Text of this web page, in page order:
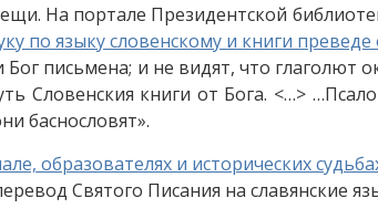
На портале Президентской
по языку словенскому и книги преведе
письмена; и не видят, что глаголют
Словенския книги от Бога. <…>
баснословят».
образователях и исторических
Святого Писания на славянские